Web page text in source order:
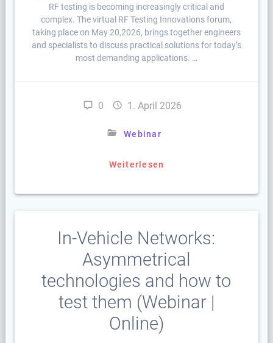
RF testing is becoming increasingly critical and
complex. The virtual RF Testing Innovations forum,
taking place on May 20,2026, brings together engineers
and specialists to discuss practical solutions for today’s
most demanding applications. …
0 1. April 2026
Webinar
Weiterlesen
In-Vehicle Networks:
Asymmetrical
technologies and how to
test them (Webinar |
Online)